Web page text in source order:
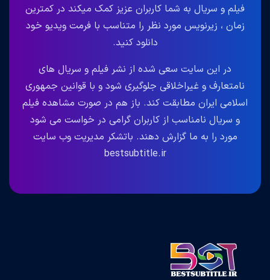
فیلم و سریال به شما کاربران عزیز کمک میکند در کمترین
زمان ، زیرنویس مورد نظر را متناسب با فرمت ویدیو خود
دانلود کنید.
در این سایت سعی شده از نشر فیلم و سریال های
نامتعارف و غیراخلاقی جلوگیری شود و با قوانین جمهوری
اسلامی ایران مطابقت کند. باز هم در صورت مشاهده فیلم
و سریال نامناسب از کاربران گرامی در خواست می شود
مورد را به ما گزارش دهند. باتشکر مدیریت وب سایت
bestsubtitle.ir